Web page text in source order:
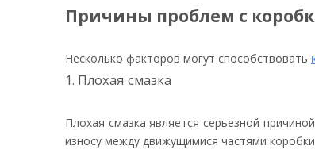
Причины проблем с
Несколько факторов могут способствовать
1. Плохая смазка
Плохая смазка является серьезной
износу между движущимися частями